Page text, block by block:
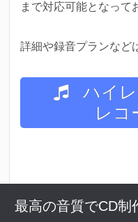
まで対応可能となって
詳細や録音プランなど
ハイ
レコ
最高の音質でCD制